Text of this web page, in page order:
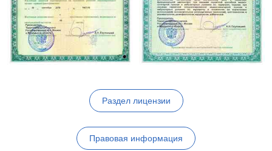
Раздел лицензии
Правовая информация